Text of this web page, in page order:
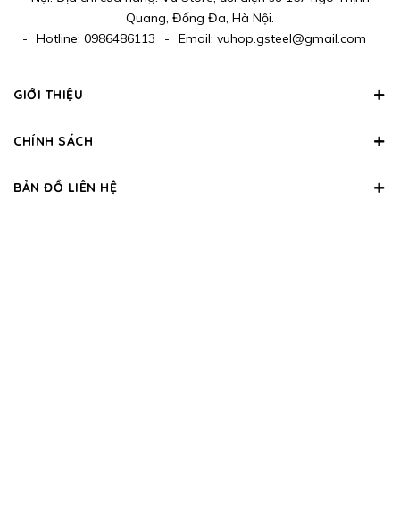
Quang, Đống Đa, Hà Nội.
-
Hotline: 0986486113 - Email: vuhop.gsteel@gmail.com
GIỚI THIỆU
CHÍNH SÁCH
BẢN ĐỒ LIÊN HỆ